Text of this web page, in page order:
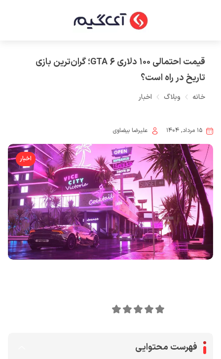
قیمت احتمالی ۱۰۰ دلاری GTA 6؛ گران‌ترین بازی
تاریخ در راه است؟
خانه وبلاگ اخبار
۱۵ مرداد, ۱۴۰۴ علیرضا بیضاوی
اخبار
فهرست محتوایی